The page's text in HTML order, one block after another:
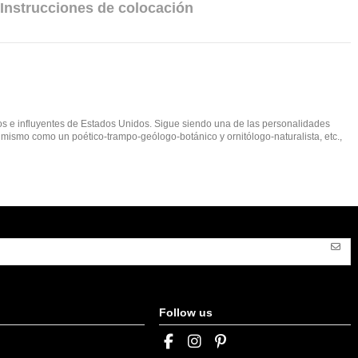
Instrucciones de colocación
e influyentes de Estados Unidos. Sigue siendo una de las personalidades
como un poético-trampo-geólogo-botánico y ornitólogo-naturalista, etc.,
Follow us